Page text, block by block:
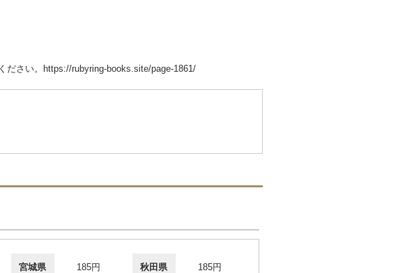
ださい。https://rubyring-books.site/page-1861/
宮城県 185円 秋田県 185円